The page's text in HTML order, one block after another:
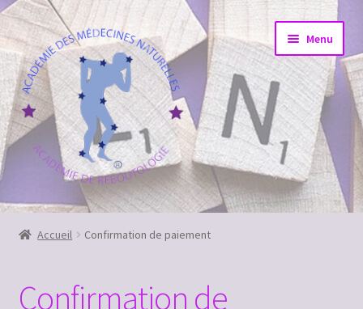
Aller
à
la
navigation
Aller
au
contenu
Menu
Accueil
Confirmation de paiement
Accueil Confirmation de paiement
Confirmation de